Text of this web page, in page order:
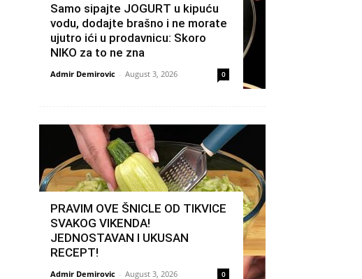
Samo sipajte JOGURT u kipuću
vodu, dodajte brašno i ne morate
ujutro ići u prodavnicu: Skoro
NIKO za to ne zna
Admir Demirovic - August 3, 2026 0
PRAVIM OVE ŠNICLE OD TIKVICE
SVAKOG VIKENDA!
JEDNOSTAVAN I UKUSAN
RECEPT!
Admir Demirovic - August 3, 2026 0